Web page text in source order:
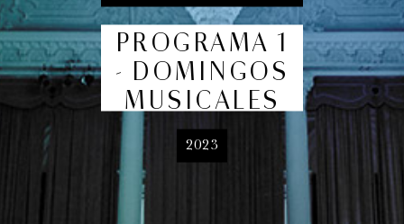
PROGRAMA 1
- DOMINGOS
MUSICALES
2023